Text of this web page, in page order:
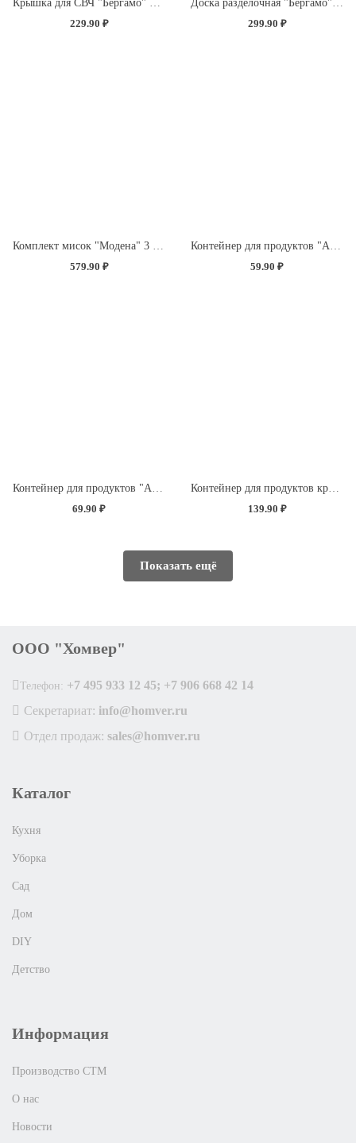
229.90 ₽
299.90 ₽
579.90 ₽
59.90 ₽
Контейнер для продуктов "Асти" прямоугольный 0,75л (темно-коричневый)
69.90 ₽
Контейнер для продуктов круглый 1л с декором "Розы" (светло-розовый)
139.90 ₽
Показать ещё
ООО "Хомвер"
Телефон: +7 495 933 12 45; +7 906 668 42 14
Секретариат: info@homver.ru
Отдел продаж: sales@homver.ru
Каталог
Кухня
Уборка
Сад
Дом
DIY
Детство
Информация
Производство СТМ
О нас
Новости